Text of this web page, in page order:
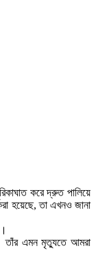
করে দ্রুত পালিয়ে
হয়েছে, তা এখনও জানা
তাঁর এমন মৃত্যুতে আমরা